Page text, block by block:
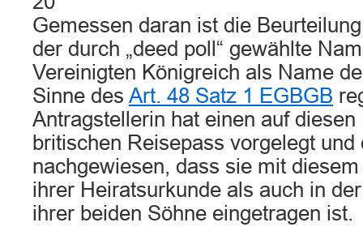
Gemessen daran ist die
der durch „deed poll“ gewählte
Vereinigten Königreich als Name
Sinne des Art. 48 Satz 1 EGBGB
Antragstellerin hat einen auf
britischen Reisepass vorgelegt und
nachgewiesen, dass sie mit
ihrer Heiratsurkunde als auch in
ihrer beiden Söhne eingetragen ist.